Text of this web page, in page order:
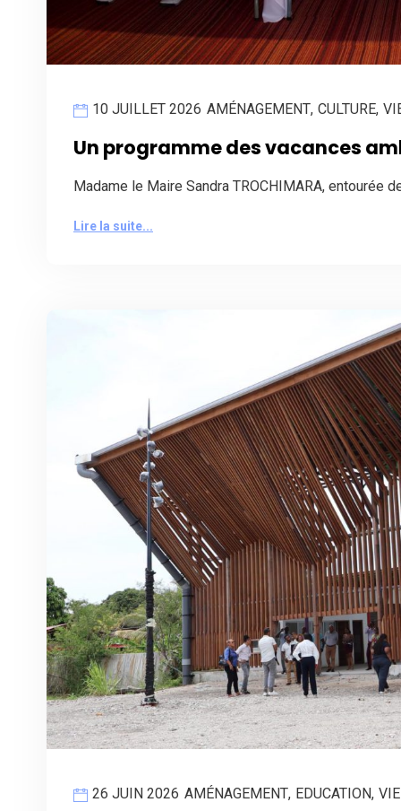
10 JUILLET 2026 AMÉNAGEMENT, CULTURE,
Un programme des vacances
Madame le Maire Sandra TROCHIMARA,
Lire la suite...
26 JUIN 2026 AMÉNAGEMENT, EDUCATION,